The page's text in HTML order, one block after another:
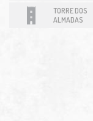
TORRE DOS
ALMADAS